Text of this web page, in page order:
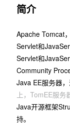
简介
Apache Tomcat
Servlet和
Servlet和
Community
Java EE服务器
上，TomEE服务
Java开源框架
持。